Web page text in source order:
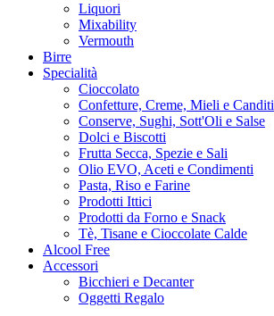
Liquori
Mixability
Vermouth
Birre
Specialità
Cioccolato
Confetture, Creme, Mieli e Canditi
Conserve, Sughi, Sott'Oli e Salse
Dolci e Biscotti
Frutta Secca, Spezie e Sali
Olio EVO, Aceti e Condimenti
Pasta, Riso e Farine
Prodotti Ittici
Prodotti da Forno e Snack
Tè, Tisane e Cioccolate Calde
Alcool Free
Accessori
Bicchieri e Decanter
Oggetti Regalo